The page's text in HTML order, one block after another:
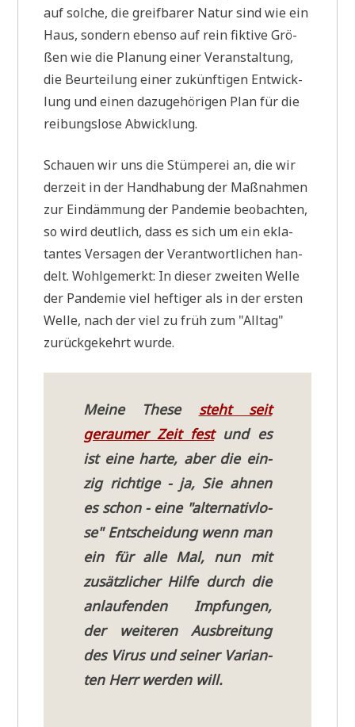
auf sol­che, die greif­ba­rer Natur sind wie ein
Haus, son­dern eben­so auf rein fik­ti­ve Grö­
ßen wie die Pla­nung einer Ver­an­stal­tung,
die Beur­tei­lung einer zukünf­ti­gen Ent­wick­
lung und einen dazu­ge­hö­ri­gen Plan für die
rei­bungs­lo­se Abwicklung.
Schau­en wir uns die Stüm­pe­rei an, die wir
der­zeit in der Hand­ha­bung der Maß­nah­men
zur Ein­däm­mung der Pan­de­mie beob­ach­ten,
so wird deut­lich, dass es sich um ein ekla­
tan­tes Ver­sa­gen der Ver­ant­wort­li­chen han­
delt. Wohl­ge­merkt: In die­ser zwei­ten Wel­le
der Pan­de­mie viel hef­ti­ger als in der ersten
Wel­le, nach der viel zu früh zum "All­tag"
zurück­ge­kehrt wurde.
Mei­ne The­se steht seit
gerau­mer Zeit festund es
ist eine har­te, aber die ein­
zig rich­ti­ge - ja, Sie ahnen
es schon - eine "alter­na­tiv­lo­
se" Ent­schei­dung wenn man
ein für alle Mal, nun mit
zusätz­li­cher Hil­fe durch die
anlau­fen­den Imp­fun­gen,
der wei­te­ren Aus­brei­tung
des Virus und sei­ner Vari­an­
ten Herr wer­den will.